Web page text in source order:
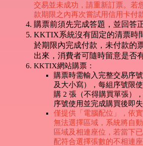
交易並未成功，請重新訂票。若
款期限之內再次嘗試用信用卡付
購票前須先完成答題，並回答
KKTIX系統沒有固定的清票時
於期限內完成付款，未付款的
出來，消費者可隨時留意是否
KKTIX網站購票：
購票時需輸入完整交易序
及大小寫），每組序號限
購 2 張（不得購買單張）
序號使用並完成購買後即失
僅提供「電腦配位」，依
無法選擇區域，系統將自
區域及相連座位，若當下
配符合選擇張數的不相連座